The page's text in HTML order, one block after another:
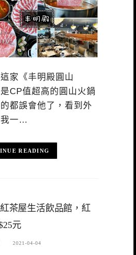
家《丰明殿圓山
CP值超高的圓山火鍋
都誤會他了，看到外
我一…
READING
紅茶屋生活飲品館，紅
元
2021-04-04